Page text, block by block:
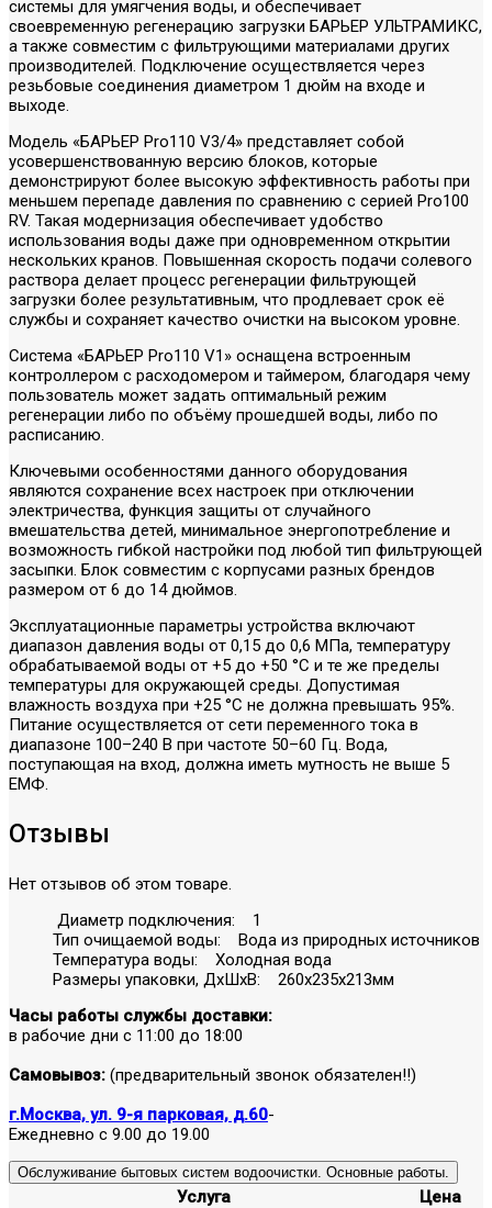
системы для умягчения воды, и обеспечивает
своевременную регенерацию загрузки БАРЬЕР УЛЬТРАМИКС,
а также совместим с фильтрующими материалами других
производителей. Подключение осуществляется через
резьбовые соединения диаметром 1 дюйм на входе и
выходе.
Модель «БАРЬЕР Pro110 V3/4» представляет собой
усовершенствованную версию блоков, которые
демонстрируют более высокую эффективность работы при
меньшем перепаде давления по сравнению с серией Pro100
RV. Такая модернизация обеспечивает удобство
использования воды даже при одновременном открытии
нескольких кранов. Повышенная скорость подачи солевого
раствора делает процесс регенерации фильтрующей
загрузки более результативным, что продлевает срок её
службы и сохраняет качество очистки на высоком уровне.
Система «БАРЬЕР Pro110 V1» оснащена встроенным
контроллером с расходомером и таймером, благодаря чему
пользователь может задать оптимальный режим
регенерации либо по объёму прошедшей воды, либо по
расписанию.
Ключевыми особенностями данного оборудования
являются сохранение всех настроек при отключении
электричества, функция защиты от случайного
вмешательства детей, минимальное энергопотребление и
возможность гибкой настройки под любой тип фильтрующей
засыпки. Блок совместим с корпусами разных брендов
размером от 6 до 14 дюймов.
Эксплуатационные параметры устройства включают
диапазон давления воды от 0,15 до 0,6 МПа, температуру
обрабатываемой воды от +5 до +50 °С и те же пределы
температуры для окружающей среды. Допустимая
влажность воздуха при +25 °С не должна превышать 95%.
Питание осуществляется от сети переменного тока в
диапазоне 100–240 В при частоте 50–60 Гц. Вода,
поступающая на вход, должна иметь мутность не выше 5
ЕМФ.
Отзывы
Нет отзывов об этом товаре.
Диаметр подключения: 1
Тип очищаемой воды: Вода из природных источников
Температура воды: Холодная вода
Размеры упаковки, ДхШхВ: 260x235x213мм
Часы работы службы доставки:
в рабочие дни с 11:00 до 18:00
Самовывоз: (предварительный звонок обязателен!!)
г.Москва, ул. 9-я парковая, д.60-
Ежедневно с 9.00 до 19.00
Обслуживание бытовых систем водоочистки. Основные работы.
Услуга
Цена